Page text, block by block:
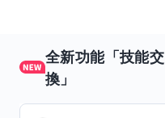
全新功能「技能交
換」